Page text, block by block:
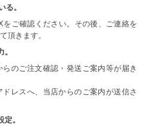
る。
ご確認ください。その後、ご連絡を
頂きます。
のご注文確認・発送ご案内等が届き
レスへ、当店からのご案内が送信さ
。